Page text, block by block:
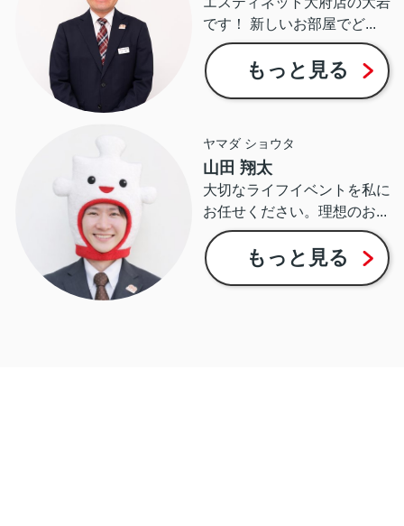
です！ 新しいお部屋でど...
もっと見る
ヤマダ ショウタ
山田 翔太
大切なライフイベントを私に
お任せください。理想のお...
もっと見る